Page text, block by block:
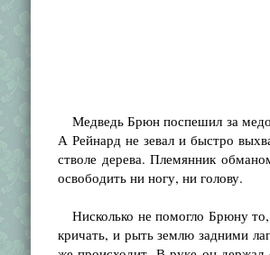
Медведь Брюн поспешил за
А Рейнард не зевал и быстро
стволе дерева. Племянник
освободить ни ногу, ни голову.
Нисколько не помогло Брюну то,
кричать, и рыть землю задними